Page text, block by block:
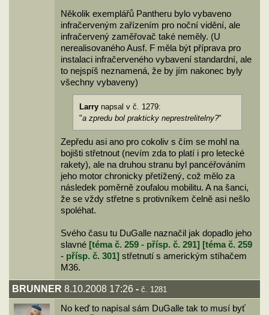
Několik exemplářů Pantheru bylo vybaveno
infračerveným zařízením pro noční vidění, ale
infračervený zaměřovač také neměly. (U
nerealisovaného Ausf. F měla být příprava pro
instalaci infračerveného vybavení standardní, ale
to nejspíš neznamená, že by jím nakonec byly
všechny vybaveny)
Larry napsal v č. 1279:
"a zpredu bol prakticky neprestrelitelny?"
Zepředu asi ano pro cokoliv s čím se mohl na
bojišti střetnout (nevím zda to platí i pro letecké
rakety), ale na druhou stranu byl pancéřováním
jeho motor chronicky přetížený, což mělo za
následek poměrně zoufalou mobilitu. A na šanci,
že se vždy střetne s protivníkem čelně asi nešlo
spoléhat.
Svého času tu DuGalle naznačil jak dopadlo jeho
slavné [téma č. 259 - přísp. č. 291] [téma č. 259
- přísp. č. 301] střetnutí s americkým stíhačem
M36.
BRUNNER 8.10.2008 17:26 - č. 1281
No keď to napísal sám DuGalle tak to musí byť